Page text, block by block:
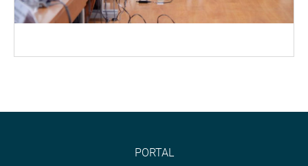
PORTAL